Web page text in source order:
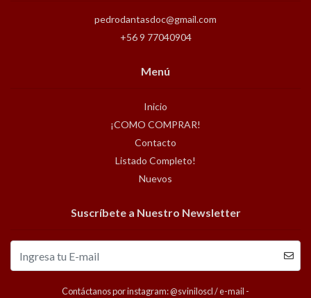
pedrodantasdoc@gmail.com
+56 9 77040904
Menú
Inicio
¡COMO COMPRAR!
Contacto
Listado Completo!
Nuevos
Suscríbete a Nuestro Newsletter
Contáctanos por instagram: @sviniloscl / e-mail -